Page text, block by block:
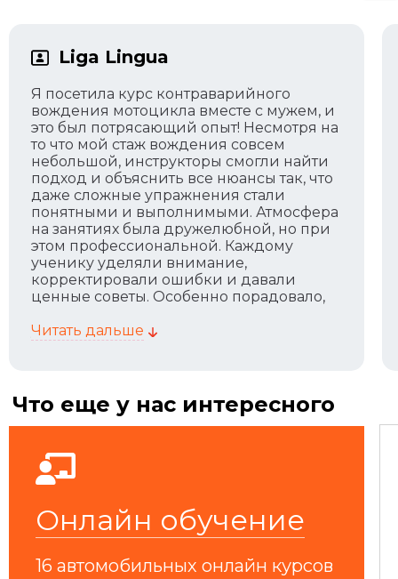
Liga Lingua
Я посетила курс контраварийного
вождения мотоцикла вместе с мужем, и
это был потрясающий опыт! Несмотря на
то что мой стаж вождения совсем
небольшой, инструкторы смогли найти
подход и объяснить все нюансы так, что
даже сложные упражнения стали
понятными и выполнимыми. Атмосфера
на занятиях была дружелюбной, но при
этом профессиональной. Каждому
ученику уделяли внимание,
корректировали ошибки и давали
ценные советы. Особенно порадовало,
уровень подготовки — я чувствовала
правильно реагировать в
нестандартных ситуациях. Теперь
для безопасности. Огромное спасибо
школе и инструкторам! Рекомендую
всем, кто хочет кататься не только с
Пост в yandex.ru
Читать дальше
Что еще у нас интересного
Онлайн обучение
16 автомобильных онлайн курсов